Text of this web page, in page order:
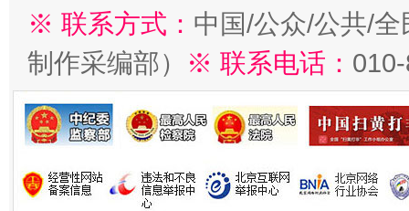
※ 联系方式： 中国/公众/公共/
制作采编部）
※ 联系电话：